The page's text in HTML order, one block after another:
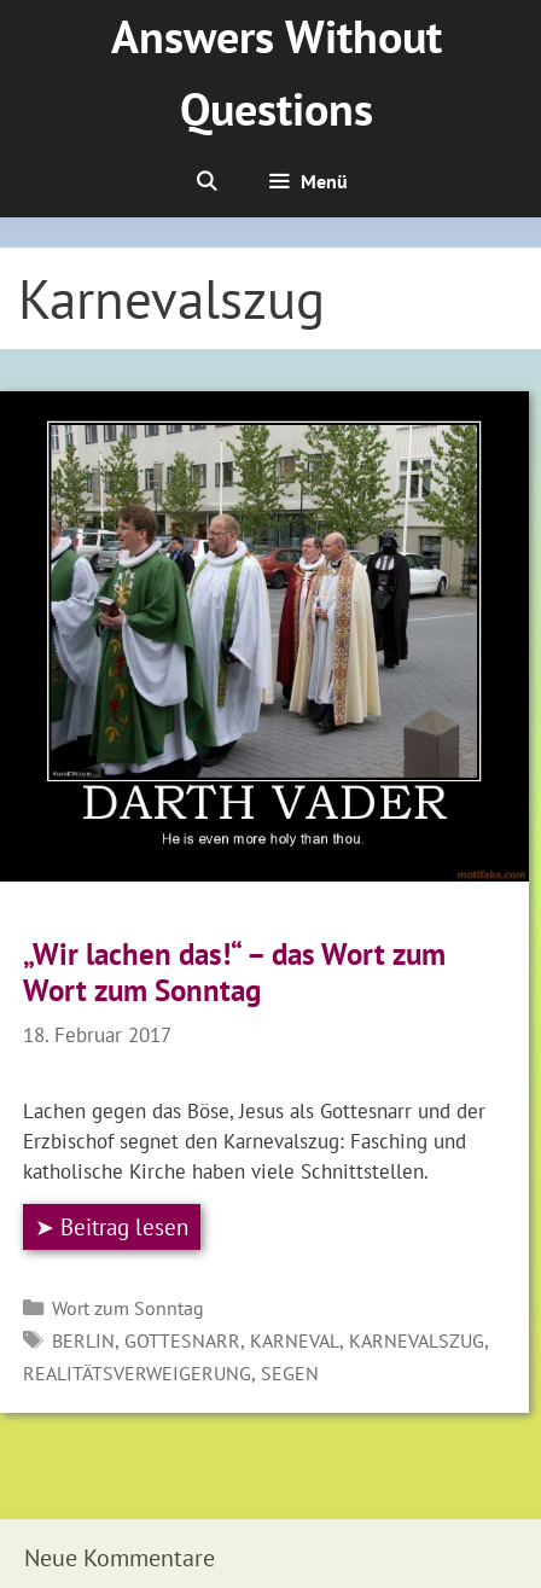
Answers Without
Questions
Menü
Karnevalszug
„Wir lachen das!“ – das Wort zum
Wort zum Sonntag
18. Februar 2017
Lachen gegen das Böse, Jesus als Gottesnarr und der
Erzbischof segnet den Karnevalszug: Fasching und
katholische Kirche haben viele Schnittstellen.
➤ Beitrag lesen
Kategorien
Wort zum Sonntag
SCHLAGWÖRTER
BERLIN, GOTTESNARR, KARNEVAL , KARNEVALSZUG,
REALITÄTSVERWEIGERUNG, SEGEN
Neue Kommentare